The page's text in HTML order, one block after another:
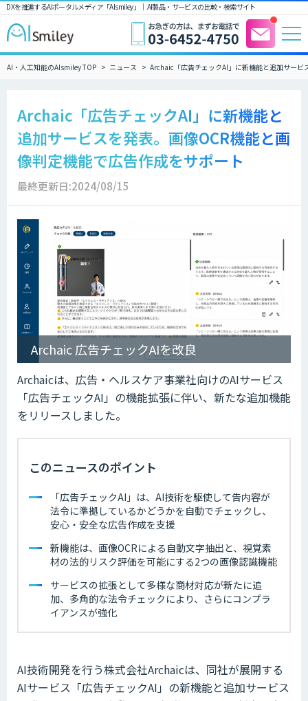
DXを推進するAIポータルメディア「AIsmiley」｜ AI製品・サービスの比較・検索サイト
AI・人工知能のAIsmiley TOP ニュース Archaic「広告チェックAI」に新機能と追加サー
Archaic「広告チェックAI」に新機能と
追加サービスを発表。画像OCR機能と画
像判定機能で広告作成をサポート
最終更新日:2024/08/15
Archaic 広告チェックAIを改良
Archaicは、広告・ヘルスケア事業社向けのAIサービス
「広告チェックAI」の機能拡張に伴い、新たな追加機能
をリリースしました。
このニュースのポイント
「広告チェックAI」は、AI技術を駆使して告内容が
法令に準拠しているかどうかを自動でチェックし、
安心・安全な広告作成を支援
新機能は、画像OCRによる自動文字抽出と、視覚素
材の法的リスク評価を可能にする2つの画像認識機能
サービスの拡張として多様な商材対応が新たに追
加、多角的な法令チェックにより、さらにコンプラ
イアンスが強化
AI技術開発を行う株式会社Archaicは、同社が展開する
AIサービス「広告チェックAI」の新機能と追加サービス